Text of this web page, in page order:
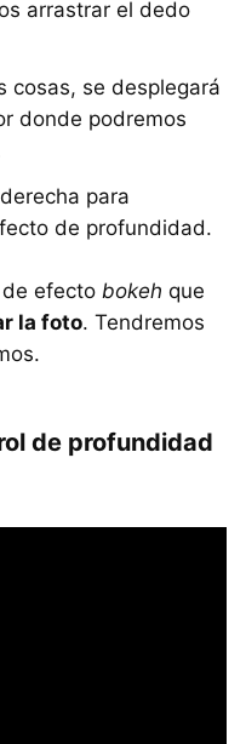
arrastrar el dedo
cosas, se desplegará
donde podremos
para
de profundidad.
efecto bokeh que
la foto. Tendremos
de profundidad